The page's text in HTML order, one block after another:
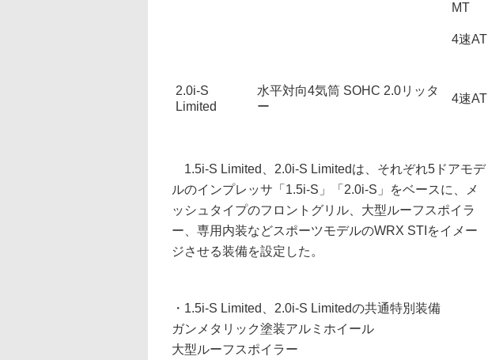
MT
4速AT
2.0i-S
Limited
水平対向4気筒 SOHC 2.0リッタ
ー
4速AT
1.5i-S Limited、2.0i-S Limitedは、それぞれ5ドアモデ
ルのインプレッサ「1.5i-S」「2.0i-S」をベースに、メ
ッシュタイプのフロントグリル、大型ルーフスポイラ
ー、専用内装などスポーツモデルのWRX STIをイメー
ジさせる装備を設定した。
・1.5i-S Limited、2.0i-S Limitedの共通特別装備
ガンメタリック塗装アルミホイール
大型ルーフスポイラー